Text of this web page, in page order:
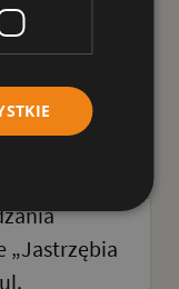
w
1”
„Jastrzębia